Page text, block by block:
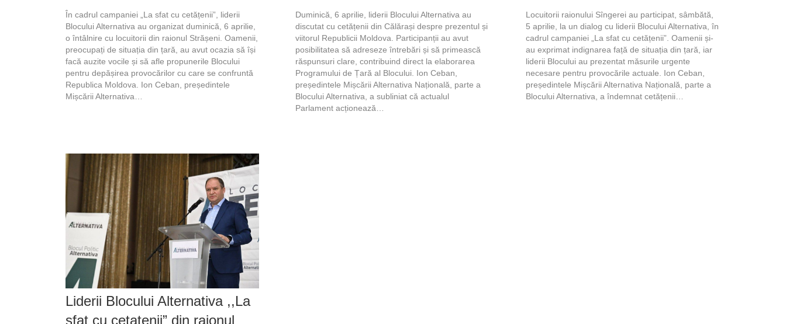
În cadrul campaniei „La sfat cu cetățenii”, liderii
Blocului Alternativa au organizat duminică, 6 aprilie,
o întâlnire cu locuitorii din raionul Strășeni. Oamenii,
preocupați de situația din țară, au avut ocazia să își
facă auzite vocile și să afle propunerile Blocului
pentru depășirea provocărilor cu care se confruntă
Republica Moldova. Ion Ceban, președintele
Mișcării Alternativa…
Duminică, 6 aprilie, liderii Blocului Alternativa au
discutat cu cetățenii din Călărași despre prezentul și
viitorul Republicii Moldova. Participanții au avut
posibilitatea să adreseze întrebări și să primească
răspunsuri clare, contribuind direct la elaborarea
Programului de Țară al Blocului. Ion Ceban,
președintele Mișcării Alternativa Națională, parte a
Blocului Alternativa, a subliniat că actualul
Parlament acționează…
Locuitorii raionului Sîngerei au participat, sâmbătă,
5 aprilie, la un dialog cu liderii Blocului Alternativa, în
cadrul campaniei „La sfat cu cetățenii”. Oamenii și-
au exprimat indignarea față de situația din țară, iar
liderii Blocului au prezentat măsurile urgente
necesare pentru provocările actuale. Ion Ceban,
președintele Mișcării Alternativa Națională, parte a
Blocului Alternativa, a îndemnat cetățenii…
Liderii Blocului Alternativa ,,La
sfat cu cetațenii” din raionul